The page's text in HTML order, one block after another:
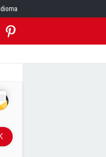
Idioma